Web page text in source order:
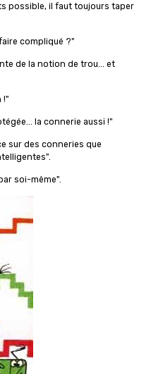
possible, il faut toujours taper
compliqué ?"
de la notion de trou... et
!"
la connerie aussi !"
sur des conneries que
soi-même".